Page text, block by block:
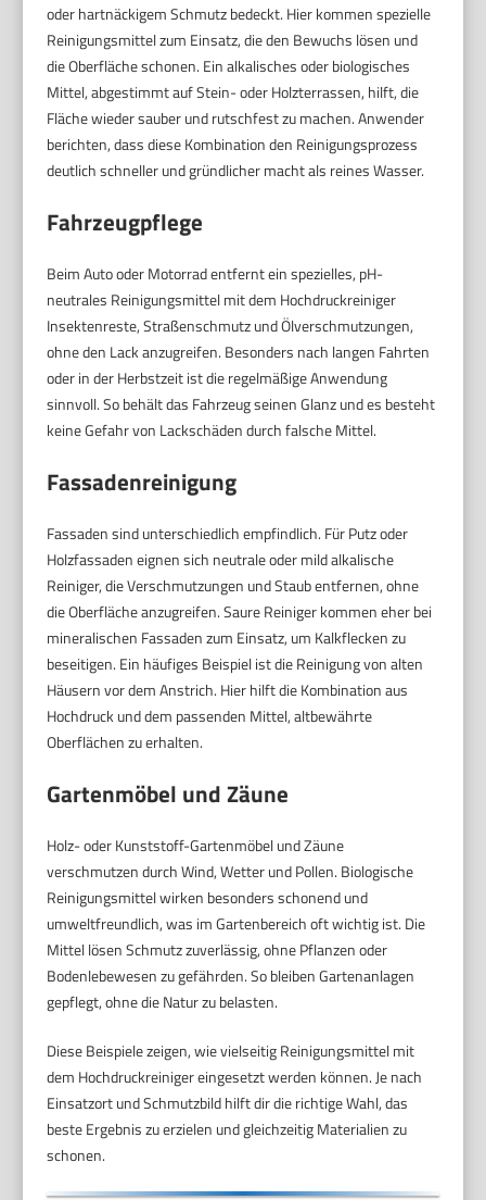
oder hartnäckigem Schmutz bedeckt. Hier kommen spezielle
Reinigungsmittel zum Einsatz, die den Bewuchs lösen und
die Oberfläche schonen. Ein alkalisches oder biologisches
Mittel, abgestimmt auf Stein- oder Holzterrassen, hilft, die
Fläche wieder sauber und rutschfest zu machen. Anwender
berichten, dass diese Kombination den Reinigungsprozess
deutlich schneller und gründlicher macht als reines Wasser.
Fahrzeugpflege
Beim Auto oder Motorrad entfernt ein spezielles, pH-
neutrales Reinigungsmittel mit dem Hochdruckreiniger
Insektenreste, Straßenschmutz und Ölverschmutzungen,
ohne den Lack anzugreifen. Besonders nach langen Fahrten
oder in der Herbstzeit ist die regelmäßige Anwendung
sinnvoll. So behält das Fahrzeug seinen Glanz und es besteht
keine Gefahr von Lackschäden durch falsche Mittel.
Fassadenreinigung
Fassaden sind unterschiedlich empfindlich. Für Putz oder
Holzfassaden eignen sich neutrale oder mild alkalische
Reiniger, die Verschmutzungen und Staub entfernen, ohne
die Oberfläche anzugreifen. Saure Reiniger kommen eher bei
mineralischen Fassaden zum Einsatz, um Kalkflecken zu
beseitigen. Ein häufiges Beispiel ist die Reinigung von alten
Häusern vor dem Anstrich. Hier hilft die Kombination aus
Hochdruck und dem passenden Mittel, altbewährte
Oberflächen zu erhalten.
Gartenmöbel und Zäune
Holz- oder Kunststoff-Gartenmöbel und Zäune
verschmutzen durch Wind, Wetter und Pollen. Biologische
Reinigungsmittel wirken besonders schonend und
umweltfreundlich, was im Gartenbereich oft wichtig ist. Die
Mittel lösen Schmutz zuverlässig, ohne Pflanzen oder
Bodenlebewesen zu gefährden. So bleiben Gartenanlagen
gepflegt, ohne die Natur zu belasten.
Diese Beispiele zeigen, wie vielseitig Reinigungsmittel mit
dem Hochdruckreiniger eingesetzt werden können. Je nach
Einsatzort und Schmutzbild hilft dir die richtige Wahl, das
beste Ergebnis zu erzielen und gleichzeitig Materialien zu
schonen.